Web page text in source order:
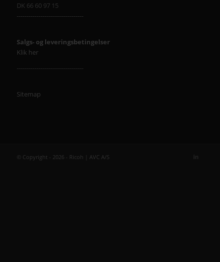
DK 66 60 97 15
----------------------------------
Salgs- og leveringsbetingelser
Klik her
----------------------------------
Sitemap
© Copyright - 2026 - Ricoh | AVC A/S